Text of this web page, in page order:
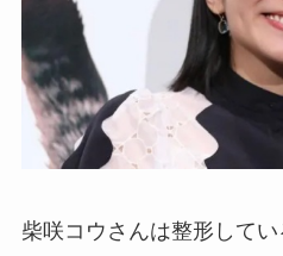
柴咲コウさんは整形して